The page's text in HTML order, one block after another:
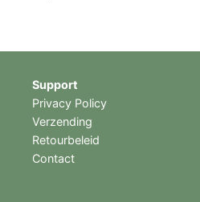
Support
Privacy Policy
Verzending
Retourbeleid
Contact